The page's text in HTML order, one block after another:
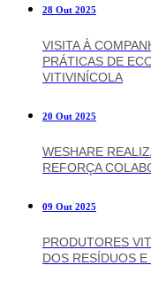
28 Out 2025
VISITA À
PRÁTICAS DE
VITIVINÍCOLA
20 Out 2025
WESHARE
REFORÇA
09 Out 2025
PRODUTORES
DOS RESÍDUOS